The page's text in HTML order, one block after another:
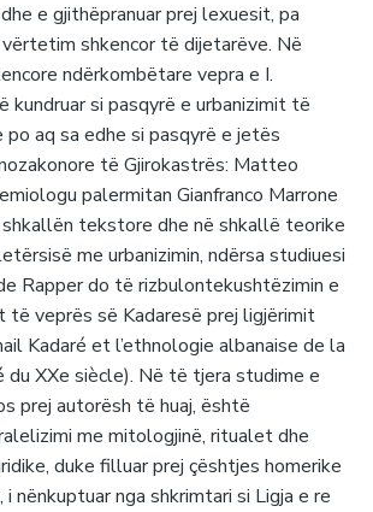
e gjithëpranuar prej lexuesit, pa
shkencor të dijetarëve. Në
ndërkombëtare vepra e I.
kundruar si pasqyrë e urbanizimit të
aq sa edhe si pasqyrë e jetës
të Gjirokastrës: Matteo
palermitan Gianfranco Marrone
shkallën tekstore dhe në shkallë teorike
me urbanizimin, ndërsa studiuesi
Rapper do të rizbulontekushtëzimin e
veprës së Kadaresë prej ligjërimit
Kadaré et l’ethnologie albanaise de la
du XXe siècle). Në të tjera studime e
prej autorësh të huaj, është
me mitologjinë, ritualet dhe
duke filluar prej çështjes homerike
i nënkuptuar nga shkrimtari si Ligja e re